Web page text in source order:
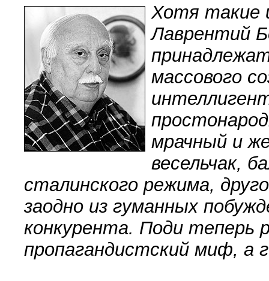
Хотя такие
Лаврентий
массового
мрачный и
весельчак,
сталинского режима,
заодно из гуманных
конкурента. Поди теперь
пропагандистский миф, а